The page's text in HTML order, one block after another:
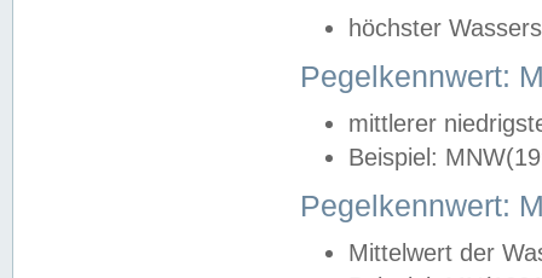
höchster
Pegelkennwert:
mittlerer
Beispiel:
Pegelkennwert:
Mittelwert der